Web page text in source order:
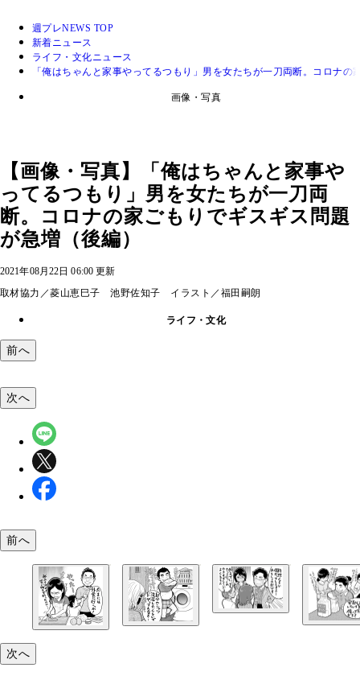
週プレNEWS TOP
新着ニュース
ライフ・文化ニュース
「俺はちゃんと家事やってるつもり」男を女たちが一刀両断。コロナ
画像・写真
【画像・写真】「俺はちゃんと家事や
ってるつもり」男を女たちが一刀両
断。コロナの家ごもりでギスギス問題
が急増（後編）
2021年08月22日 06:00 更新
取材協力／菱山恵巳子 池野佐知子 イラスト／福田嗣朗
ライフ・文化
前へ
一品ものを作っただけで、料理してますとドヤる
次へ
前へ
次へ